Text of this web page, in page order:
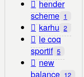
hender
scheme 1
karhu 2
le coq
sportif 5
new
balance 12